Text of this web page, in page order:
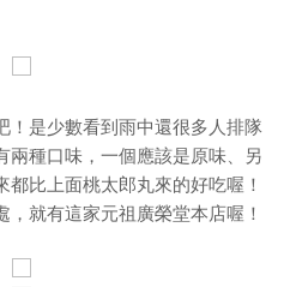
是少數看到雨中還很多人排隊
兩種口味，一個應該是原味、另
比上面桃太郎丸來的好吃喔！
就有這家元祖廣榮堂本店喔！